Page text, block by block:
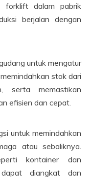
forklift dalam pabrik
berjalan dengan
untuk mengatur
stok dari
memastikan
efisien dan cepat.
untuk memindahkan
atau sebaliknya.
kontainer dan
diangkat dan